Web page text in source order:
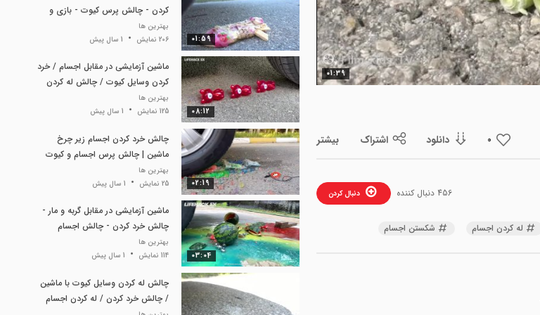
01:39
0 دانلود اشتراک بیشتر
دنبال کردن 456 دنبال کننده
له کردن اجسام شکستن اجسام
01:59
کردن - چالش پرس کیوت - بازی و
سرگرمی
بهترین ها
206 نمایش
1 سال پیش
08:12
ماشین آزمایشی در مقابل اجسام / خرد
کردن وسایل کیوت / چالش له کردن
کیوت
بهترین ها
125 نمایش
1 سال پیش
02:19
چالش خرد کردن اجسام زیر چرخ
ماشین | چالش پرس اجسام و کیوت
بهترین ها
25 نمایش
1 سال پیش
03:04
ماشین آزمایشی در مقابل گربه و مار -
چالش خرد کردن - چالش اجسام
وسایل
بهترین ها
114 نمایش
1 سال پیش
چالش له کردن وسایل کیوت با ماشین
/ چالش خرد کردن / له کردن اجسام